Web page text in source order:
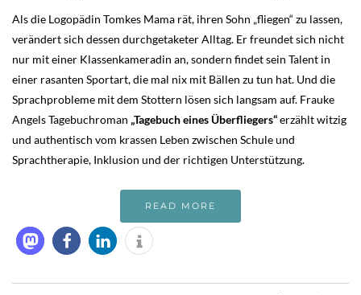
Als die Logopädin Tomkes Mama rät, ihren Sohn „fliegen“ zu lassen,
verändert sich dessen durchgetaketer Alltag. Er freundet sich nicht
nur mit einer Klassenkameradin an, sondern findet sein Talent in
einer rasanten Sportart, die mal nix mit Bällen zu tun hat. Und die
Sprachprobleme mit dem Stottern lösen sich langsam auf. Frauke
Angels Tagebuchroman „Tagebuch eines Überfliegers“erzählt witzig
und authentisch vom krassen Leben zwischen Schule und
Sprachtherapie, Inklusion und der richtigen Unterstützung.
READ MORE